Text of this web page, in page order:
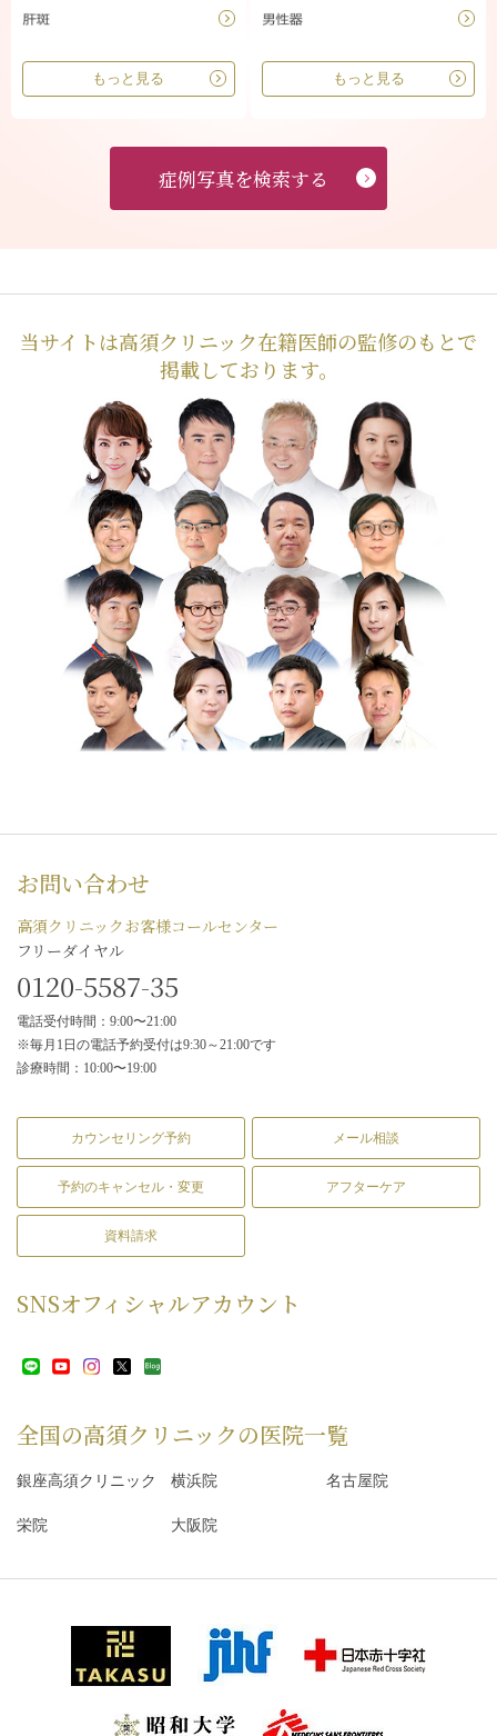
もっと見る もっと見る
症例写真を検索する
当サイトは高須クリニック在籍医師の監修のもとで
掲載しております。
お問い合わせ
高須クリニックお客様コールセンター
フリーダイヤル
0120-5587-35
電話受付時間：9:00〜21:00
※毎月1日の電話予約受付は9:30～21:00です
診療時間：10:00〜19:00
カウンセリング予約 メール相談
予約のキャンセル・変更 アフターケア
資料請求
SNSオフィシャルアカウント
全国の高須クリニックの医院一覧
銀座高須クリニック 横浜院 名古屋院
栄院 大阪院